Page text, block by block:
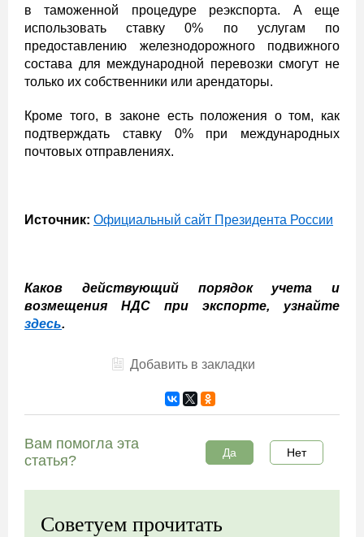
в таможенной процедуре реэкспорта. А еще
использовать ставку 0% по услугам по
предоставлению железнодорожного подвижного
состава для международной перевозки смогут не
только их собственники или арендаторы.
Кроме того, в законе есть положения о том, как
подтверждать ставку 0% при международных
почтовых отправлениях.
Источник: Официальный сайт Президента России
Каков действующий порядок учета и
возмещения НДС при экспорте, узнайте
здесь.
Добавить в закладки
Вам помогла эта
статья?
Да Нет
Советуем прочитать